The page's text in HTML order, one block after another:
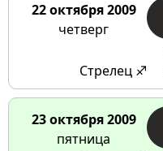
22 октября 2009
четверг
Стрелец ♐
23 октября 2009
пятница